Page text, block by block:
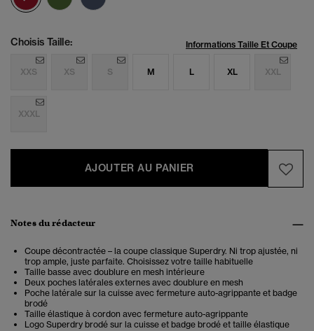
Choisis Taille: Informations Taille Et Coupe
XXS XS S M L XL XXL
XXXL
AJOUTER AU PANIER
Notes du rédacteur
Coupe décontractée – la coupe classique Superdry. Ni trop ajustée, ni
trop ample, juste parfaite. Choisissez votre taille habituelle
Taille basse avec doublure en mesh intérieure
Deux poches latérales externes avec doublure en mesh
Poche latérale sur la cuisse avec fermeture auto-agrippante et badge
brodé
Taille élastique à cordon avec fermeture auto-agrippante
Logo Superdry brodé sur la cuisse et badge brodé et taille élastique